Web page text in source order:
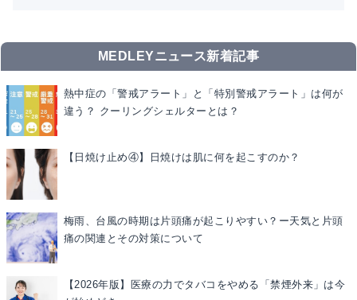
MEDLEYニュース新着記事
熱中症の「警戒アラート」と「特別警戒アラート」は何が
違う？ クーリングシェルターとは？
【日焼け止め④】日焼けは肌に何を起こすのか？
梅雨、台風の時期は片頭痛が起こりやすい？ー天気と片頭
痛の関連とその対策について
【2026年版】医療の力でタバコをやめる「禁煙外来」は今